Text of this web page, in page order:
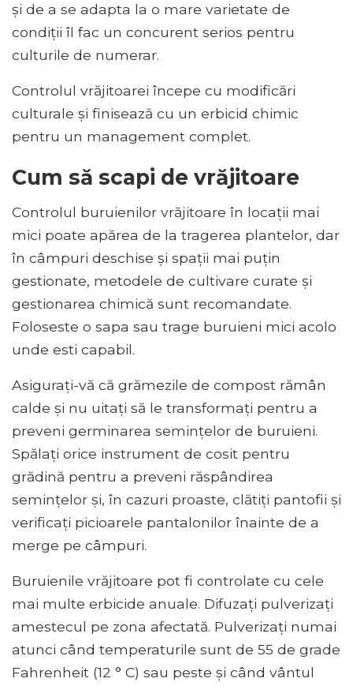
și de a se adapta la o mare varietate de
condiții îl fac un concurent serios pentru
culturile de numerar.
Controlul vrăjitoarei începe cu modificări
culturale și finisează cu un erbicid chimic
pentru un management complet.
Cum să scapi de vrăjitoare
Controlul buruienilor vrăjitoare în locații mai
mici poate apărea de la tragerea plantelor, dar
în câmpuri deschise și spații mai puțin
gestionate, metodele de cultivare curate și
gestionarea chimică sunt recomandate.
Foloseste o sapa sau trage buruieni mici acolo
unde esti capabil.
Asigurați-vă că grămezile de compost rămân
calde și nu uitați să le transformați pentru a
preveni germinarea semințelor de buruieni.
Spălați orice instrument de cosit pentru
grădină pentru a preveni răspândirea
semințelor și, în cazuri proaste, clătiți pantofii și
verificați picioarele pantalonilor înainte de a
merge pe câmpuri.
Buruienile vrăjitoare pot fi controlate cu cele
mai multe erbicide anuale. Difuzați pulverizați
amestecul pe zona afectată. Pulverizați numai
atunci când temperaturile sunt de 55 de grade
Fahrenheit (12 ° C) sau peste și când vântul